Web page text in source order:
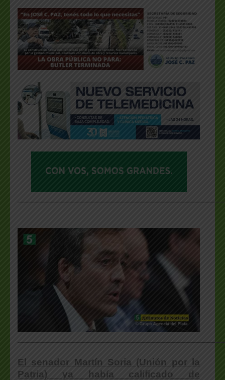
El senador Martín Soria (Unión por la
Patria) ya había calificado de